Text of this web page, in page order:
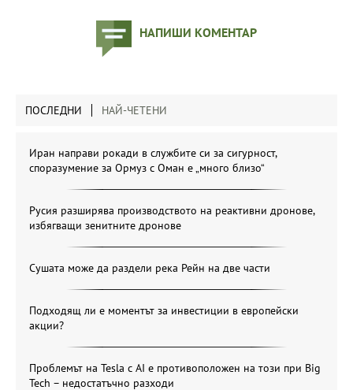
НАПИШИ КОМЕНТАР
ПОСЛЕДНИ НАЙ-ЧЕТЕНИ
Иран направи рокади в службите си за сигурност,
споразумение за Ормуз с Оман е „много близо“
Русия разширява производството на реактивни дронове,
избягващи зенитните дронове
Сушата може да раздели река Рейн на две части
Подходящ ли е моментът за инвестиции в европейски
акции?
Проблемът на Tesla с AI е противоположен на този при Big
Tech – недостатъчно разходи